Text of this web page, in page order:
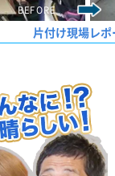
BEFORE
片付け現場レポ